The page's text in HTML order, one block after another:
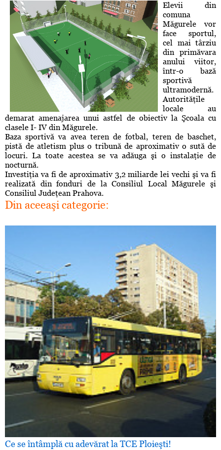
Elevii din
comuna
Măgurele vor
face sportul,
cel mai târziu
din primăvara
anului viitor,
într-o bază
sportivă
ultramodernă.
Autorităţile
locale au
demarat amenajarea unui astfel de obiectiv la Şcoala cu
clasele I- IV din Măgurele.
Baza sportivă va avea teren de fotbal, teren de baschet,
pistă de atletism plus o tribună de aproximativ o sută de
locuri. La toate acestea se va adăuga şi o instalaţie de
nocturnă.
Investiţia va fi de aproximativ 3,2 miliarde lei vechi şi va fi
realizată din fonduri de la Consiliul Local Măgurele şi
Consiliul Judeţean Prahova.
Din aceeaşi categorie:
Ce se întâmplă cu adevărat la TCE Ploieşti!